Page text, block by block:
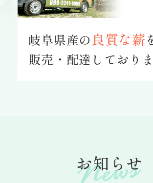
岐阜県産の良質な薪
販売・配達しており
お知らせ